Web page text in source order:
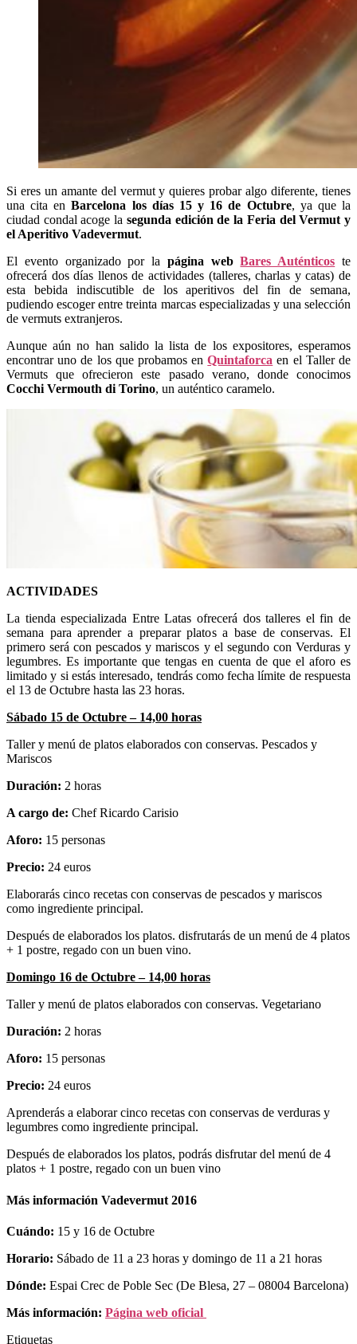
Si eres un amante del vermut y quieres probar algo diferente, tienes
una cita enBarcelona los días 15 y 16 de Octubre, ya que la
ciudad condal acoge la segunda edición de la Feria del Vermut y
el Aperitivo Vadevermut.
El evento organizado por la página webBares Auténticos te
ofrecerá dos días llenos de actividades (talleres, charlas y catas) de
esta bebida indiscutible de los aperitivos del fin de semana,
pudiendo escoger entre treinta marcas especializadas y una selección
de vermuts extranjeros.
Aunque aún no han salido la lista de los expositores, esperamos
encontrar uno de los que probamos enQuintaforca en el Taller de
Vermuts que ofrecieron este pasado verano, donde conocimos
Cocchi Vermouth di Torino, un auténtico caramelo.
ACTIVIDADES
La tienda especializada Entre Latas ofrecerá dos talleres el fin de
semana para aprender a preparar platos a base de conservas. El
primero será con pescados y mariscos y el segundo con Verduras y
legumbres. Es importante que tengas en cuenta de que el aforo es
limitado y si estás interesado, tendrás como fecha límite de respuesta
el 13 de Octubre hasta las 23 horas.
Sábado 15 de Octubre – 14,00 horas
Taller y menú de platos elaborados con conservas. Pescados y
Mariscos
Duración: 2 horas
A cargo de: Chef Ricardo Carisio
Aforo: 15 personas
Precio: 24 euros
Elaborarás cinco recetas con conservas de pescados y mariscos
como ingrediente principal.
Después de elaborados los platos. disfrutarás de un menú de 4 platos
+ 1 postre, regado con un buen vino.
Domingo 16 de Octubre – 14,00 horas
Taller y menú de platos elaborados con conservas. Vegetariano
Duración: 2 horas
Aforo: 15 personas
Precio: 24 euros
Aprenderás a elaborar cinco recetas con conservas de verduras y
legumbres como ingrediente principal.
Después de elaborados los platos, podrás disfrutar del menú de 4
platos + 1 postre, regado con un buen vino
Más información Vadevermut 2016
Cuándo: 15 y 16 de Octubre
Horario: Sábado de 11 a 23 horas y domingo de 11 a 21 horas
Dónde: Espai Crec de Poble Sec (De Blesa, 27 – 08004 Barcelona)
Más información: Página web oficial
Etiquetas